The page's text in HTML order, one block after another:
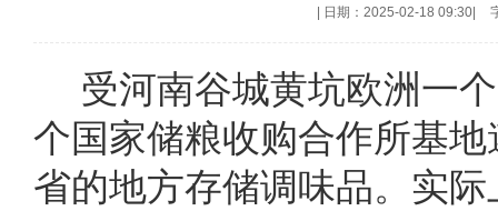
日期：2025-02-18 09:30
受河南谷城黄坑欧洲一
个国家储粮收购合作所基
省的地方存储调味品。实